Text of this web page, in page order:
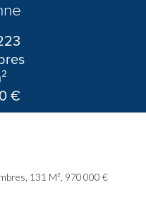
€
131 M², 970 000 €